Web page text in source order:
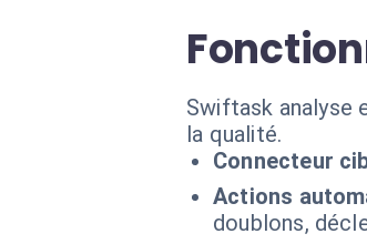
Swiftask analyse
la qualité.
Connecteur
Actions
doublons,